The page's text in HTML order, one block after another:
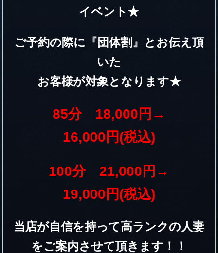
イベント★
ご予約の際に『団体割』とお伝え頂
いた
お客様が対象となります★
85分 18,000円→
16,000円(税込)
100分 21,000円→
19,000円(税込)
当店が自信を持って高ランクの人妻
をご案内させて頂きます！！